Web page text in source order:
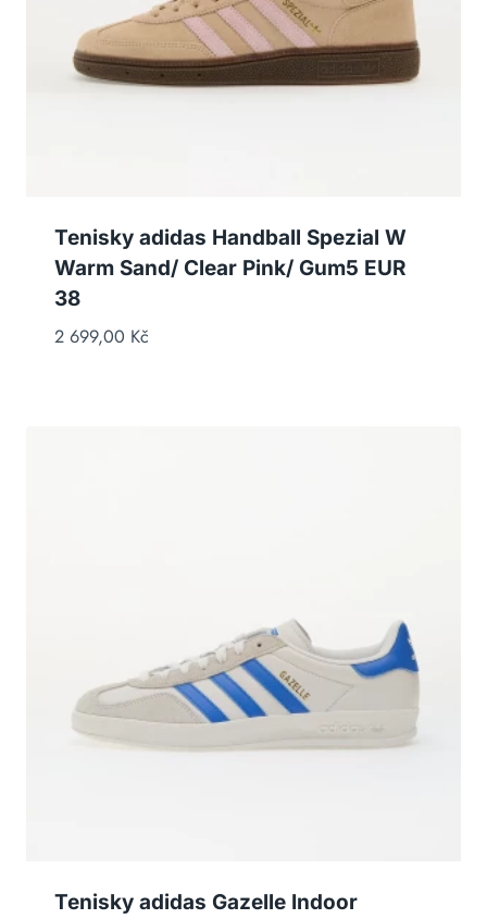
Tenisky adidas Handball Spezial W
Warm Sand/ Clear Pink/ Gum5 EUR
38
2 699,00 Kč
Tenisky adidas Gazelle Indoor